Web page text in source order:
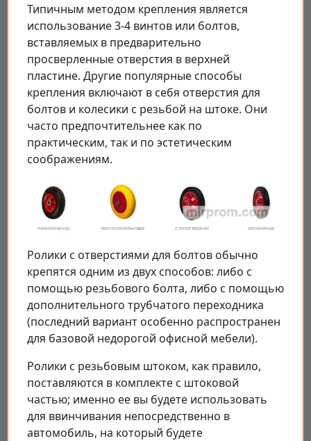
Типичным методом крепления является
использование 3-4 винтов или болтов,
вставляемых в предварительно
просверленные отверстия в верхней
пластине. Другие популярные способы
крепления включают в себя отверстия для
болтов и колесики с резьбой на штоке. Они
часто предпочтительнее как по
практическим, так и по эстетическим
соображениям.
Ролики с отверстиями для болтов обычно
крепятся одним из двух способов: либо с
помощью резьбового болта, либо с помощью
дополнительного трубчатого переходника
(последний вариант особенно распространен
для базовой недорогой офисной мебели).
Ролики с резьбовым штоком, как правило,
поставляются в комплекте с штоковой
частью; именно ее вы будете использовать
для ввинчивания непосредственно в
автомобиль, на который будете